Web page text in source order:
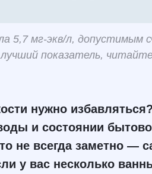
5,7 мг-экв/л, допустимым
показатель,
нужно
и состоянии
не всегда заметно —
у вас несколько